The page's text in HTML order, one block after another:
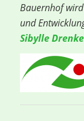
Bauernhof
und
Sibylle